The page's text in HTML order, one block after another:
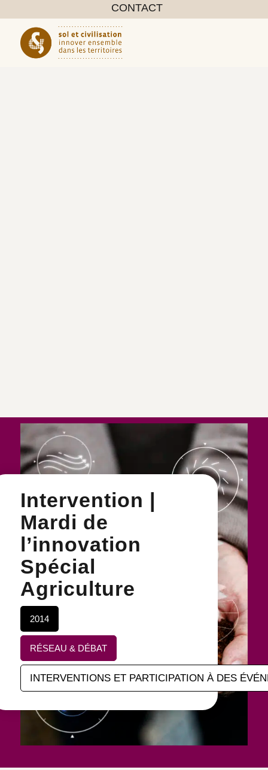
CONTACT
Intervention |
Mardi de
l’innovation
Spécial
Agriculture
2014
RÉSEAU & DÉBAT
INTERVENTIONS ET PARTICIPATION À DES